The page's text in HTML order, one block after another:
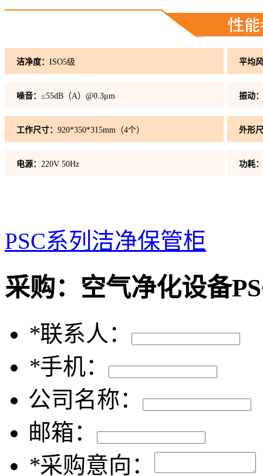
洁净度： ISO5级 平均
噪音： ≤55dB（A）@0.3μm 振动：
工作尺寸： 920*350*315mm（4个） 外形
电源： 220V 50Hz 功耗：
PSC系列洁净保管柜
采购： 空气净化设备
*联系人：
*手机：
公司名称：
邮箱：
*采购意向：